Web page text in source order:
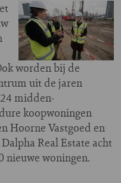
worden bij de
uit de jaren
midden-
koopwoningen
Hoorne Vastgoed en
Real Estate acht
nieuwe woningen.